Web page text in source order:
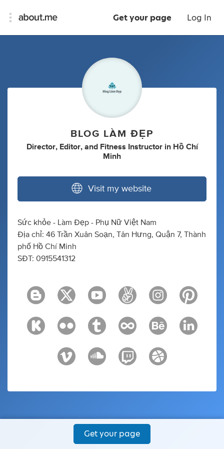
Get your page Log In
BLOG LÀM ĐẸP
Director, Editor, and Fitness Instructor in Hồ Chí
Minh
Visit my website
Sức khỏe - Làm Đẹp - Phụ Nữ Việt Nam
Địa chỉ: 46 Trần Xuân Soạn, Tân Hưng, Quận 7, Thành
phố Hồ Chí Minh
SĐT: 0915541312
Get your page